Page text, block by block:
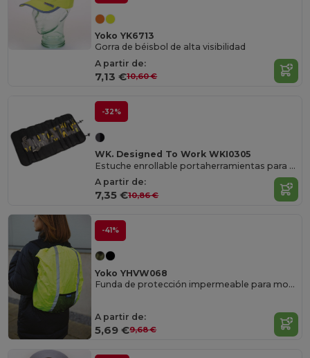
Yoko YK6713
Gorra de béisbol de alta visibilidad
A partir de:
7,13 €10,60 €
-32%
WK. Designed To Work WKI0305
Estuche enrollable portaherramientas para 22 piezas
A partir de:
7,35 €10,86 €
-41%
Yoko YHVW068
Funda de protección impermeable para mochila
A partir de:
5,69 €9,68 €